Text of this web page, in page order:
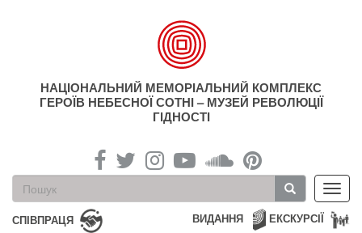
НАЦІОНАЛЬНИЙ МЕМОРІАЛЬНИЙ КОМПЛЕКС
ГЕРОЇВ НЕБЕСНОЇ СОТНІ – МУЗЕЙ РЕВОЛЮЦІЇ
ГІДНОСТІ
Пошукова
форма
Пошук
СПІВПРАЦЯ ЕКСКУРСІЇ
ВИДАННЯ